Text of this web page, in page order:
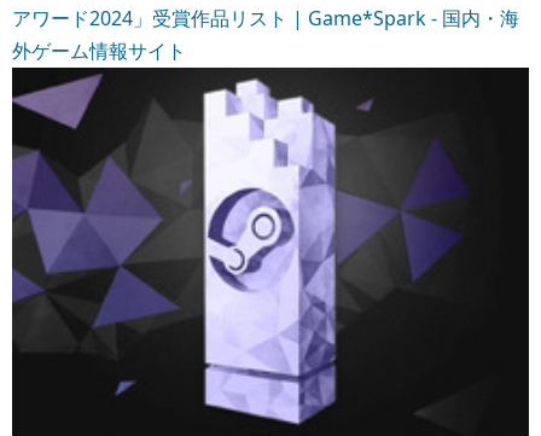
アワード2024」受賞作品リスト | Game*Spark - 国内・海
外ゲーム情報サイト